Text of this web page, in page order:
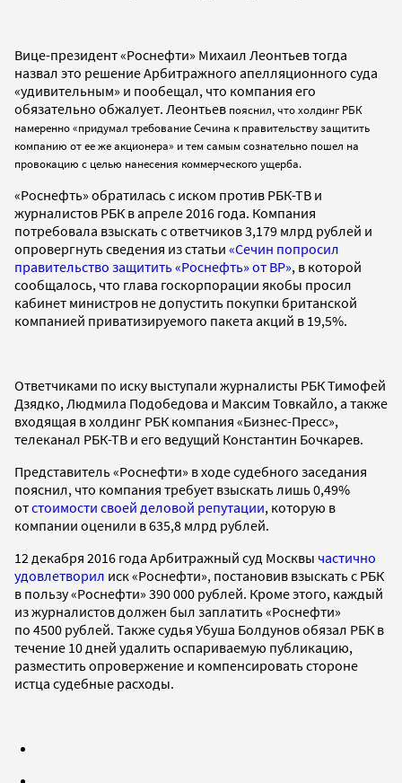
Вице-президент «Роснефти» Михаил Леонтьев тогда
назвал это решение Арбитражного апелляционного суда
«удивительным» и пообещал, что компания его
обязательно обжалует. Леонтьев пояснил, что холдинг РБК
намеренно «придумал требование Сечина к правительству защитить
компанию от ее же акционера» и тем самым сознательно пошел на
провокацию с целью нанесения коммерческого ущерба.
«Роснефть» обратилась с иском против РБК-ТВ и
журналистов РБК в апреле 2016 года. Компания
потребовала взыскать с ответчиков 3,179 млрд рублей и
опровергнуть сведения из статьи «Сечин попросил
правительство защитить «Роснефть» от BP», в которой
сообщалось, что глава госкорпорации якобы просил
кабинет министров не допустить покупки британской
компанией приватизируемого пакета акций в 19,5%.
Ответчиками по иску выступали журналисты РБК Тимофей
Дзядко, Людмила Подобедова и Максим Товкайло, а также
входящая в холдинг РБК компания «Бизнес-Пресс»,
телеканал РБК-ТВ и его ведущий Константин Бочкарев.
Представитель «Роснефти» в ходе судебного заседания
пояснил, что компания требует взыскать лишь 0,49%
отстоимости своей деловой репутации, которую в
компании оценили в 635,8 млрд рублей.
12 декабря 2016 года Арбитражный суд Москвы частично
удовлетворил иск «Роснефти», постановив взыскать с РБК
в пользу «Роснефти» 390 000 рублей. Кроме этого, каждый
из журналистов должен был заплатить «Роснефти»
по 4500 рублей. Также судья Убуша Болдунов обязал РБК в
течение 10 дней удалить оспариваемую публикацию,
разместить опровержение и компенсировать стороне
истца судебные расходы.